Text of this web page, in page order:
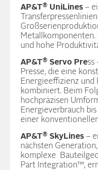
AP&T® UniLines –
und hohe
AP&T® Servo Press
Presse, die eine
Energieeffizienz und
kombiniert. Beim
hochpräzisen
Energieverbrauch
einer
AP&T® SkyLines –
nächsten
komplexe
Part Integration™,